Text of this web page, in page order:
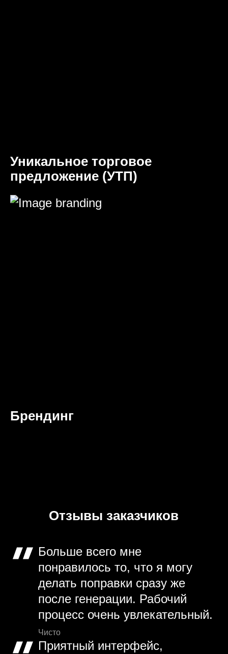
Уникальное торговое
предложение (УТП)
Брендинг
Отзывы заказчиков
Больше всего мне
понравилось то, что я могу
делать поправки сразу же
после генерации. Рабочий
процесс очень увлекательный.
Чисто
Приятный интерфейс,